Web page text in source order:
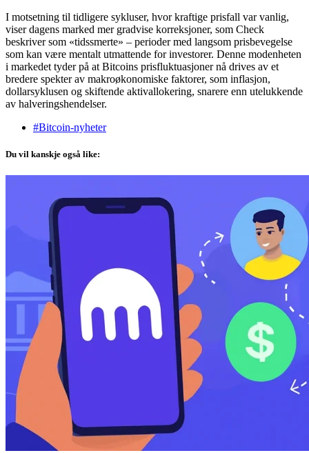
I motsetning til tidligere sykluser, hvor kraftige prisfall var vanlig,
viser dagens marked mer gradvise korreksjoner, som Check
beskriver som «tidssmerte» – perioder med langsom prisbevegelse
som kan være mentalt utmattende for investorer. Denne modenheten
i markedet tyder på at Bitcoins prisfluktuasjoner nå drives av et
bredere spekter av makroøkonomiske faktorer, som inflasjon,
dollarsyklusen og skiftende aktivallokering, snarere enn utelukkende
av halveringshendelser.
#Bitcoin-nyheter
Du vil kanskje også like: